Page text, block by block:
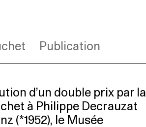
Publication
d’un double prix par la
à Philippe Decrauzat
(*1952), le Musée